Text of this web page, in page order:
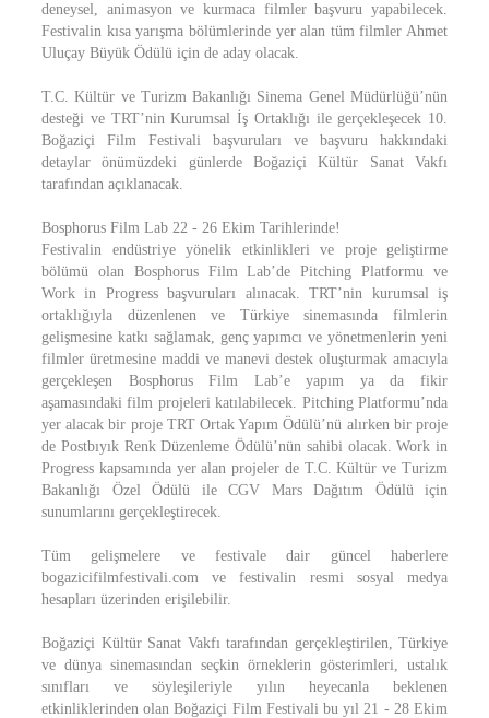
deneysel, animasyon ve kurmaca filmler başvuru yapabilecek.
Festivalin kısa yarışma bölümlerinde yer alan tüm filmler Ahmet
Uluçay Büyük Ödülü için de aday olacak.
T.C. Kültür ve Turizm Bakanlığı Sinema Genel Müdürlüğü’nün
desteği ve TRT’nin Kurumsal İş Ortaklığı ile gerçekleşecek 10.
Boğaziçi Film Festivali başvuruları ve başvuru hakkındaki
detaylar önümüzdeki günlerde Boğaziçi Kültür Sanat Vakfı
tarafından açıklanacak.
Bosphorus Film Lab 22 - 26 Ekim Tarihlerinde!
Festivalin endüstriye yönelik etkinlikleri ve proje geliştirme
bölümü olan Bosphorus Film Lab’de Pitching Platformu ve
Work in Progress başvuruları alınacak. TRT’nin kurumsal iş
ortaklığıyla düzenlenen ve Türkiye sinemasında filmlerin
gelişmesine katkı sağlamak, genç yapımcı ve yönetmenlerin yeni
filmler üretmesine maddi ve manevi destek oluşturmak amacıyla
gerçekleşen Bosphorus Film Lab’e yapım ya da fikir
aşamasındaki film projeleri katılabilecek. Pitching Platformu’nda
yer alacak bir proje TRT Ortak Yapım Ödülü’nü alırken bir proje
de Postbıyık Renk Düzenleme Ödülü’nün sahibi olacak. Work in
Progress kapsamında yer alan projeler de T.C. Kültür ve Turizm
Bakanlığı Özel Ödülü ile CGV Mars Dağıtım Ödülü için
sunumlarını gerçekleştirecek.
Tüm gelişmelere ve festivale dair güncel haberlere
bogazicifilmfestivali.com ve festivalin resmi sosyal medya
hesapları üzerinden erişilebilir.
Boğaziçi Kültür Sanat Vakfı tarafından gerçekleştirilen, Türkiye
ve dünya sinemasından seçkin örneklerin gösterimleri, ustalık
sınıfları ve söyleşileriyle yılın heyecanla beklenen
etkinliklerinden olan Boğaziçi Film Festivali bu yıl 21 - 28 Ekim